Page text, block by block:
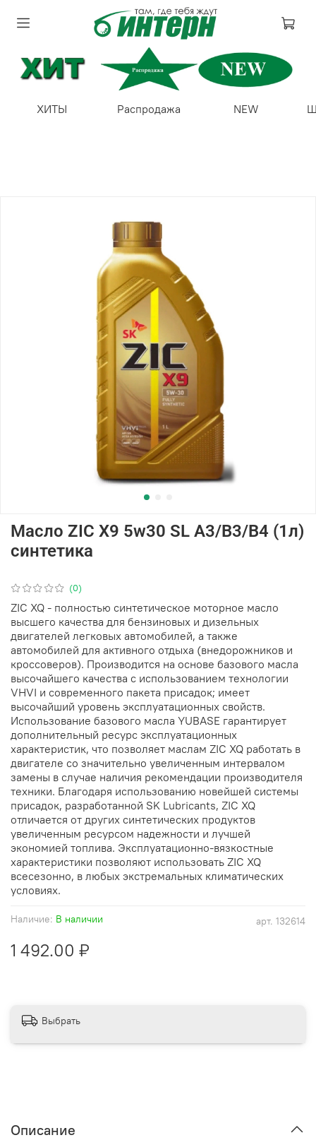
ХИТЫ Распродажа NEW
(0)
арт. 132614
Наличие: В наличии
Масло ZIC X9 5w30 SL A3/B3/B4 (1л)
синтетика
1 492.00 ₽
ZIC XQ - полностью синтетическое моторное масло
высшего качества для бензиновых и дизельных
двигателей легковых автомобилей, а также
автомобилей для активного отдыха (внедорожников и
кроссоверов). Производится на основе базового масла
высочайшего качества с использованием технологии
VHVI и современного пакета присадок; имеет
высочайший уровень эксплуатационных свойств.
Использование базового масла YUBASE гарантирует
дополнительный ресурс эксплуатационных
характеристик, что позволяет маслам ZIC XQ работать в
двигателе со значительно увеличенным интервалом
замены в случае наличия рекомендации производителя
техники. Благодаря использованию новейшей системы
присадок, разработанной SK Lubricants, ZIC XQ
отличается от других синтетических продуктов
увеличенным ресурсом надежности и лучшей
экономией топлива. Эксплуатационно-вязкостные
характеристики позволяют использовать ZIC XQ
всесезонно, в любых экстремальных климатических
условиях.
Выбрать
Описание